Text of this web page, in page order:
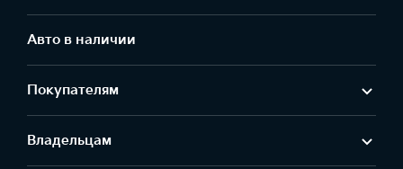
Авто в наличии
Покупателям
Владельцам